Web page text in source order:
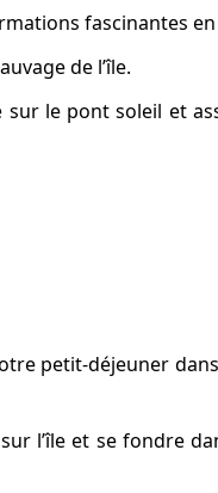
fascinantes
de l’île.
le pont soleil et
petit-déjeuner
l’île et se fondre